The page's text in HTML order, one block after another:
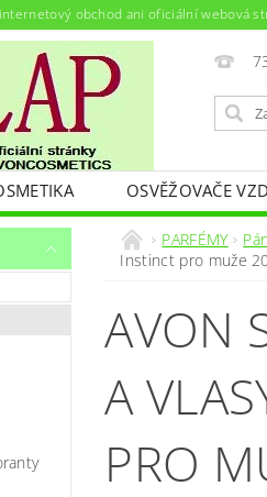
obchod ani oficiální webová
OSVĚŽOVAČE
ÚDAJŮ
NAPIŠTE
PARFÉMY
Instinct pro muže
AVON
A
PRO